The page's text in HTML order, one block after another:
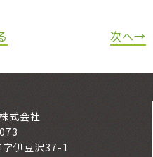
次へ→
式会社
字伊豆沢37-1